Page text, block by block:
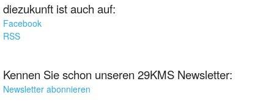
diezukunft ist auch auf:
Facebook
RSS
Kennen Sie schon unseren 29KMS Newsletter:
Newsletter abonnieren